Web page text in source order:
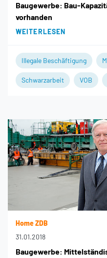
Baugewerbe: Bau-
vorhanden
WEITERLESEN
Illegale Beschäftigung
Schwarzarbeit VOB
Home ZDB
31.01.2018
Baugewerbe: